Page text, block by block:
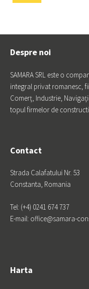
Despre noi
SAMARA SRL este o
integral privat romanesc,
Comerţ, Industrie,
topul firmelor de
Contact
Strada Calafatului Nr. 53
Constanta, Romania
Tel: (+4) 0241 674 737
E-mail: office@samara-
Harta